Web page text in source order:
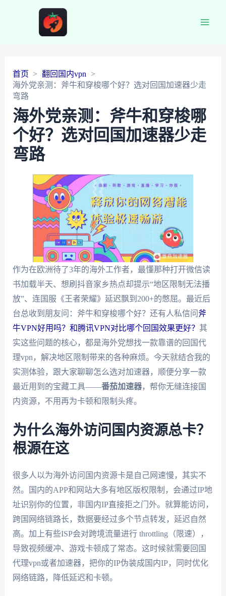
首页
翻回国内vpn
海外党亲测：斧牛和穿梭哪个好？选对回国加速器少走
弯路
海外党亲测：斧牛和穿梭哪
个好？选对回国加速器少走
弯路
作为在欧洲待了3年的海外工作者，最懂那种打开微信读
书加载半天、想刷抖音家乡热点却提示“地区限制无法播
放”、连国服《王者荣耀》延迟飘到200+的憋屈。最近后
台总收到朋友问：斧牛和穿梭哪个好？还有人私信问 斧
牛VPN好用吗？和腾讯VPN对比哪个回国效果更好？ 其
实这些问题的核心，都是海外党想找一款靠谱的回国代
理vpn，解决地区限制带来的各种麻烦。今天就结合我的
实测体验，跟大家聊聊怎么选对加速器，顺便分享一款
最近用到的宝藏工具——番茄加速器，帮你无缝连接国
内资源，不用再为卡顿和限制头疼。
为什么海外访问国内资源总卡？
根源在这
很多人以为海外访问国内资源卡是自己网速慢，其实不
然。国内的APP和网站大多有地区版权限制，会通过IP地
址识别你的位置，非国内IP直接拒之门外。就算能访问，
跨国网络链路长，数据要经过多个节点转发，延迟自然
高。加上有些ISP会对跨境流量进行 throttling（限速），
导致视频缓冲、游戏卡顿成了常态。这时候就需要回国
代理vpn或者加速器，把你的IP伪装成国内IP，同时优化
网络链路，降低延迟和卡顿。